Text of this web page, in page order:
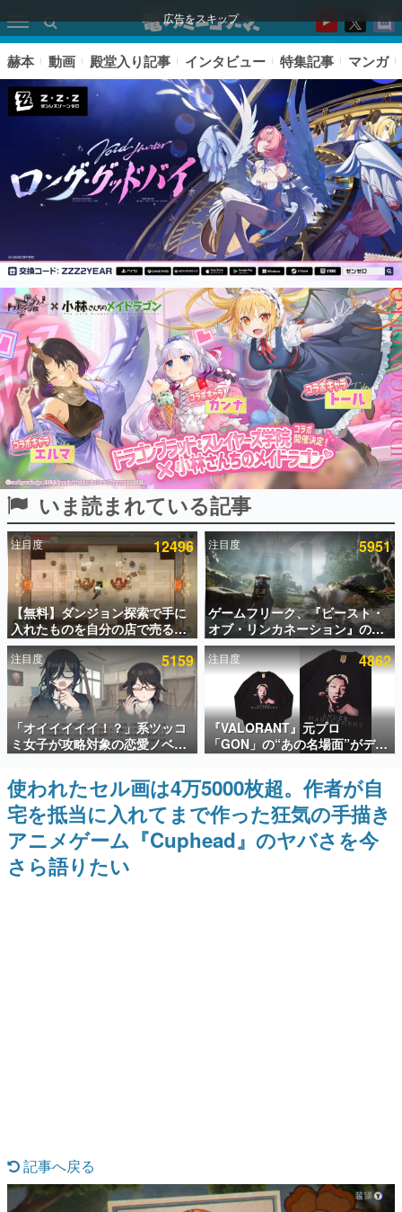
広告をスキップ
ピックアップ
電ファミのいま読まれている記事ランキング
アプリセール情報
インタビュー
連載・特集一覧
殿堂入り記事
SNS拡散数が数千以上！ ページビュー数万以上！ などな
ど。多くの人々に読まれた、電ファミ渾身の“殿堂入り”記
事をまとめました。
ゲームの企画書
名作ゲームクリエイターの方々に製作時のエピソードをお
聞きし、ヒットする企画（ゲーム）とは何か？を探ってい
きます。
赫本
この物語を解いてはいけない。『赫本』は、〈試験問題〉
の形をした短編ホラー小説集です。
新世代に訊く
これからのデジタルゲーム市場を担う若きクリエイター達
の姿を追い、彼らのルーツと情熱を探っていきます。
ゲーム世代の作家たち
ゲームに多大な影響を受けた作家さんに取材し、ゲームが
日本のコンテンツ産業やカルチャーに与えた影響を探る企
画です。
日本モバイルゲーム産業史
日本のモバイルゲーム史における主要なトピック・タイト
カテゴリ
特集記事
赫本 動画 殿堂入り記事 インタビュー 特集記事 マンガ
いま読まれている記事
注目度 12496
【無料】ダンジョン探索で手に
入れたものを自分の店で売るゲ
ーム『Moonlighter』がSteam
にて無料配布中！続編
『Moonlighter 2』の9月2日正
式リリースを記念したキャンペ
ーン
注目度 5951
ゲームフリーク、『ビースト・
オブ・リンカネーション』の継
続的なアプデ方針を表明。ユー
ザーからの意見を真摯に受け止
めて対応へ。修正パッチは約1週
間以内に配信される予定
注目度 5159
「オイイイイイ！？」系ツッコ
ミ女子が攻略対象の恋愛ノベル
ゲーム『美術部カノジョ』
Steamストアページが公開。
「お前らーそろそろ自重しろ
ー？＾＾」暗黒微笑の夢女子
や、萌え声不思議ちゃん女子と
青春を謳歌
注目度 4862
『VALORANT』元プロ
「GON」の“あの名場面”がデザ
インされた新作グッズが本日8月
5日より期間限定で発売。Tシャ
ツやコインケース、アクキーな
どが全品受注生産で登場、過去
に発売したグッズの再販も
使われたセル画は4万5000枚超。作者が自
宅を抵当に入れてまで作った狂気の手描き
アニメゲーム『Cuphead』のヤバさを今
さら語りたい
記事へ戻る